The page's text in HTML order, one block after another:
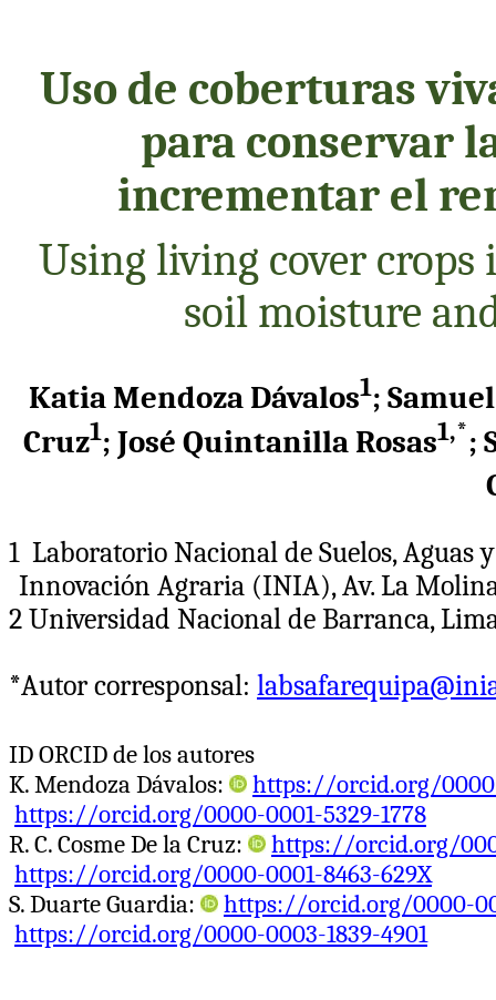
Uso de coberturas
para conservar
incrementar el
Using living cover crops
soil moisture
Katia Mendoza Dávalos1;
Cruz1; José Quintanilla Rosas1,*;
1 Laboratorio Nacional de Suelos, Aguas
Innovación Agraria (INIA), Av. La
2 Universidad Nacional de Barranca,
*Autor corresponsal:
ID ORCID de los autores
K. Mendoza Dávalos:
https://orcid.org/0000-
https://orcid.org/0000-0001-5329-1778
R. C. Cosme De la Cruz:
https://orcid.org/
https://orcid.org/0000-0001-8463-629X
S. Duarte Guardia:
https://orcid.org/0000-
https://orcid.org/0000-0003-1839-4901